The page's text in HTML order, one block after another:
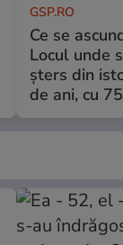
GSP.RO
Ce se
Locul unde
șters din
de ani, cu